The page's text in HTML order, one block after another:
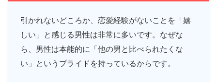
引かれないどころか、恋愛経験がないことを「嬉
しい」と感じる男性は非常に多いです。なぜな
ら、男性は本能的に「他の男と比べられたくな
い」というプライドを持っているからです。